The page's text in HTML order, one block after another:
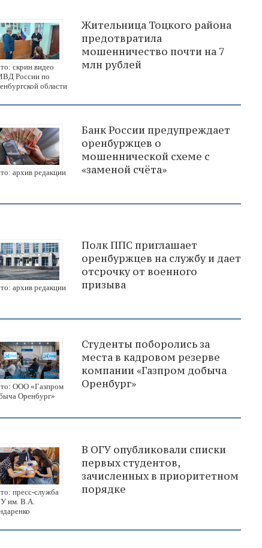
скрин видео
России по
области
Жительница Тоцкого района
предотвратила
мошенничество почти на 7
млн рублей
архив редакции
Банк России предупреждает
оренбуржцев о
мошеннической схеме с
«заменой счёта»
архив редакции
Полк ППС приглашает
оренбуржцев на службу и дает
отсрочку от военного
призыва
ООО «Газпром
Оренбург»
Студенты поборолись за
места в кадровом резерве
компании «Газпром добыча
Оренбург»
пресс-служба
им. В.А.
В ОГУ опубликовали списки
первых студентов,
зачисленных в приоритетном
порядке